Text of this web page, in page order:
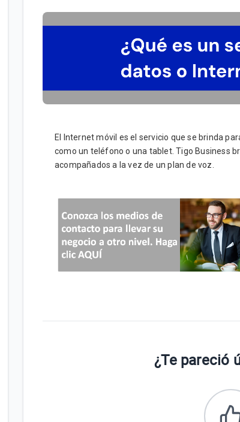
El Internet móvil es el servicio que se brinda
como un teléfono o una tablet. Tigo Business
acompañados a la vez de un plan de voz.
¿Te pareció